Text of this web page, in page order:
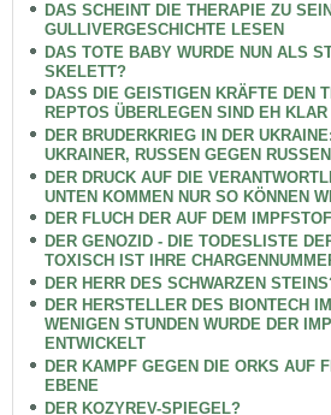
DAS SCHEINT DIE THERAPIE ZU
GULLIVERGESCHICHTE LESEN
DAS TOTE BABY WURDE NUN ALS
SKELETT?
DASS DIE GEISTIGEN KRÄFTE DEN
REPTOS ÜBERLEGEN SIND EH KLAR
DER BRUDERKRIEG IN DER
UKRAINER, RUSSEN GEGEN RUSSEN
DER DRUCK AUF DIE
UNTEN KOMMEN NUR SO KÖNNEN
DER FLUCH DER AUF DEM
DER GENOZID - DIE TODESLISTE
TOXISCH IST IHRE
DER HERR DES SCHWARZEN
DER HERSTELLER DES BIONTECH
WENIGEN STUNDEN WURDE DER
ENTWICKELT
DER KAMPF GEGEN DIE ORKS AUF
EBENE
DER KOZYREV-SPIEGEL?